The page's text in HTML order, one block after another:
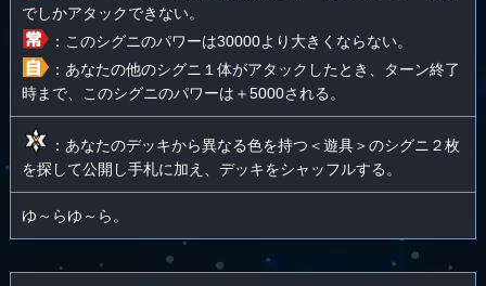
でしかアタックできない。
：このシグニのパワーは30000より大きくならない。
：あなたの他のシグニ１体がアタックしたとき、ターン終了
時まで、このシグニのパワーは＋5000される。
：あなたのデッキから異なる色を持つ＜遊具＞のシグニ２枚
を探して公開し手札に加え、デッキをシャッフルする。
ゆ～らゆ～ら。